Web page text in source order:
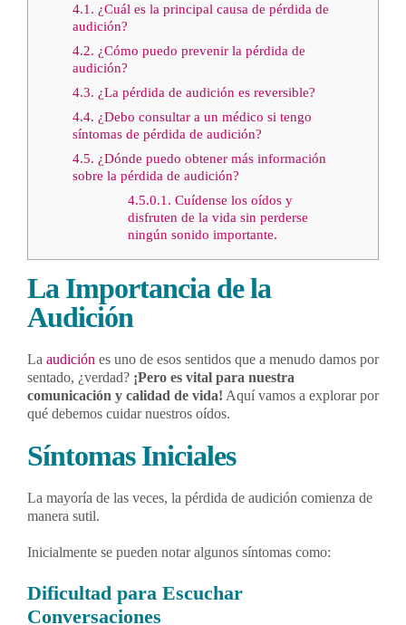
4.1. ¿Cuál es la principal causa de pérdida de
audición?
4.2. ¿Cómo puedo prevenir la pérdida de
audición?
4.3. ¿La pérdida de audición es reversible?
4.4. ¿Debo consultar a un médico si tengo
síntomas de pérdida de audición?
4.5. ¿Dónde puedo obtener más información
sobre la pérdida de audición?
4.5.0.1. Cuídense los oídos y
disfruten de la vida sin perderse
ningún sonido importante.
La Importancia de la
Audición
La audición es uno de esos sentidos que a menudo damos por
sentado, ¿verdad? ¡Pero es vital para nuestra
comunicación y calidad de vida! Aquí vamos a explorar por
qué debemos cuidar nuestros oídos.
Síntomas Iniciales
La mayoría de las veces, la pérdida de audición comienza de
manera sutil.
Inicialmente se pueden notar algunos síntomas como:
Dificultad para Escuchar
Conversaciones